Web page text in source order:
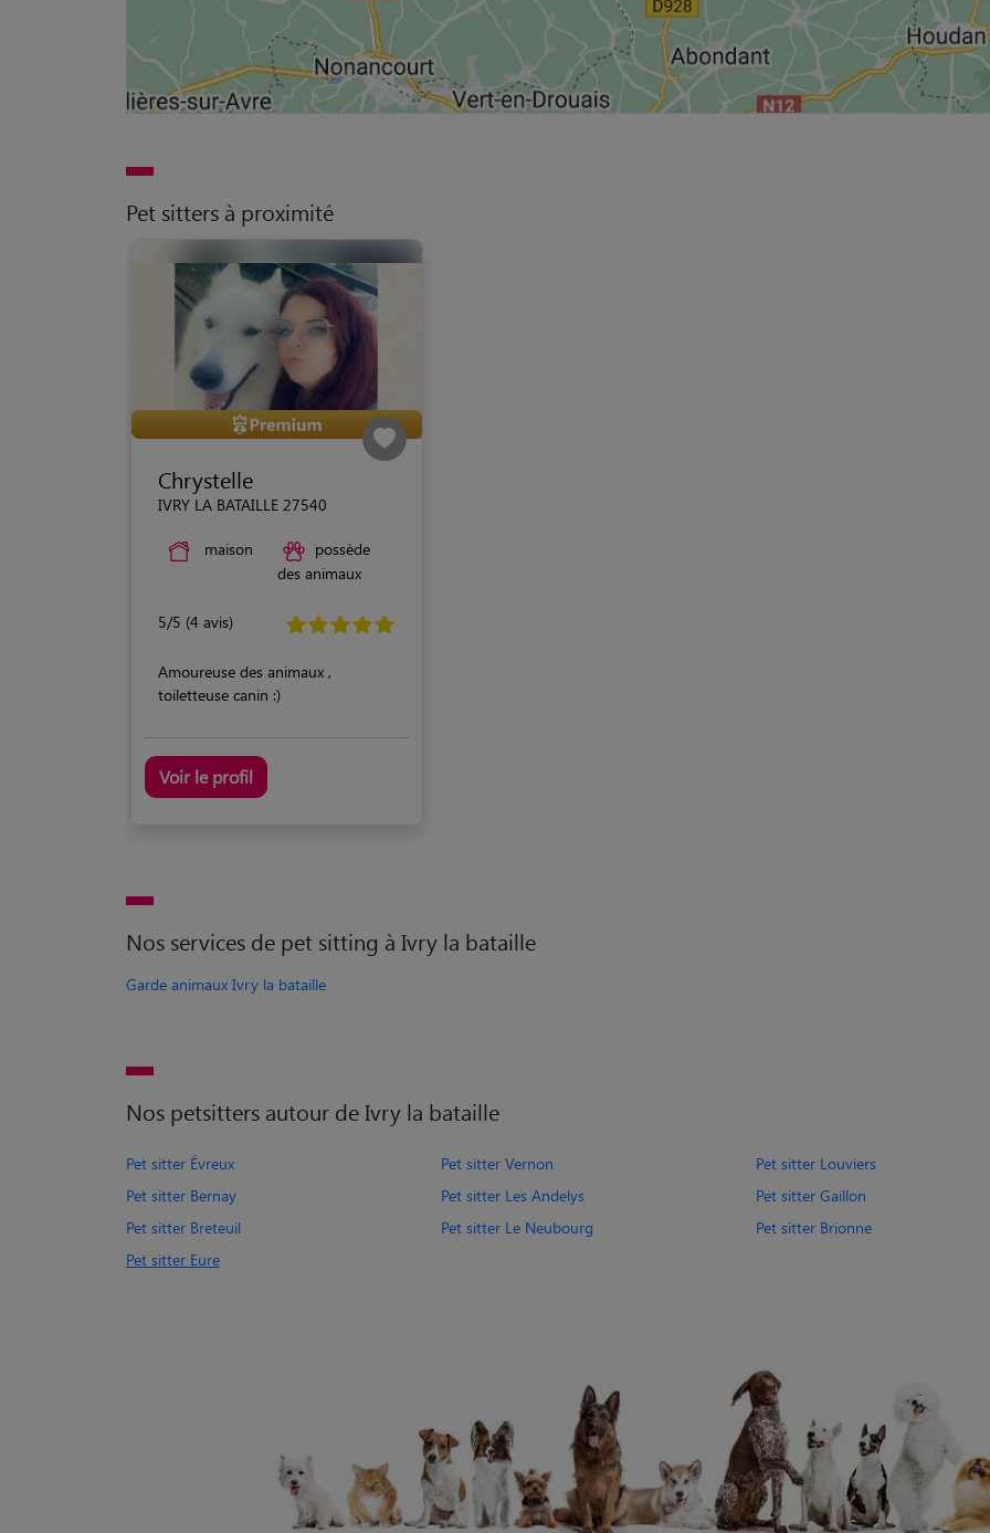
Pet sitters à proximité
Chrystelle
IVRY LA BATAILLE 27540
maison
possède
des animaux
5/5 (4 avis)
Amoureuse des animaux ,
toiletteuse canin :)
Voir le profil
Nos services de pet sitting à Ivry la bataille
Garde animaux Ivry la bataille
Nos petsitters autour de Ivry la bataille
Pet sitter Évreux Pet sitter Vernon Pet sitter Louviers
Pet sitter Bernay
Pet sitter Les Andelys Pet sitter Gaillon
Pet sitter Breteuil
Pet sitter Le Neubourg Pet sitter Brionne
Pet sitter Eure